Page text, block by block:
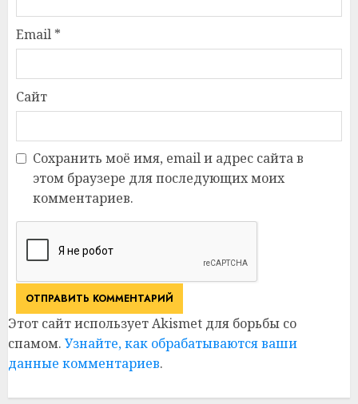
Email *
Сайт
Сохранить моё имя, email и адрес сайта в
этом браузере для последующих моих
комментариев.
Этот сайт использует Akismet для борьбы со
спамом. Узнайте, как обрабатываются ваши
данные комментариев.